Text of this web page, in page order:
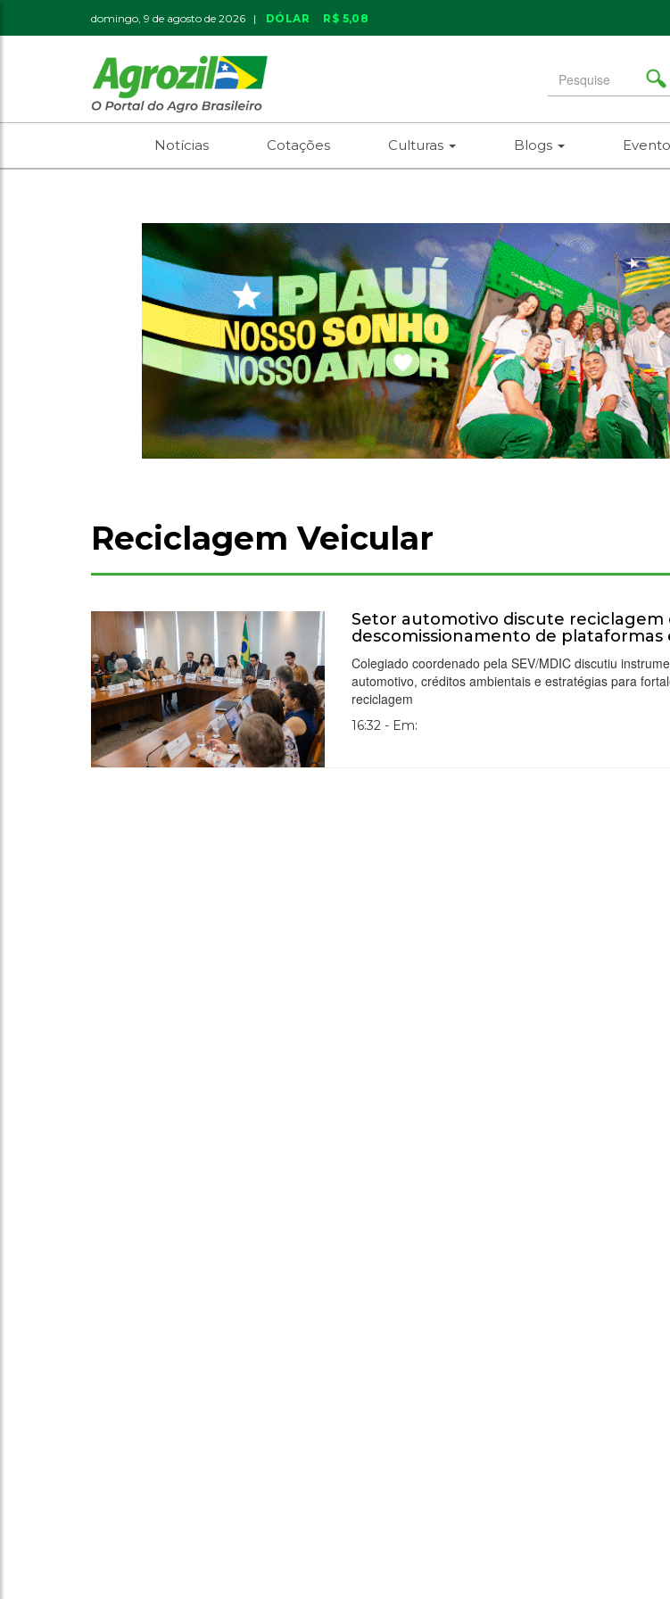
domingo, 9 de agosto de 2026 | DÓLAR R$ 5,08
Search
for
Notícias Cotações Culturas Blogs
Reciclagem Veicular
Setor automotivo discute reciclagem
descomissionamento de plataformas
Colegiado coordenado pela SEV/MDIC discutiu
automotivo, créditos ambientais e estratégias para
reciclagem
16:32 - Em: